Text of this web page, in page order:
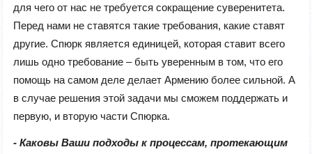
для чего от нас не требуется сокращение суверенитета.
Перед нами не ставятся такие требования, какие ставят
другие. Спюрк является единицей, которая ставит всего
лишь одно требование – быть уверенным в том, что его
помощь на самом деле делает Армению более сильной. А
в случае решения этой задачи мы сможем поддержать и
первую, и вторую части Спюрка.
- Каковы Ваши подходы к процессам, протекающим